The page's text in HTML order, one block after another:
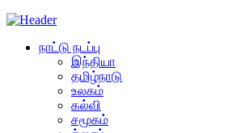
நாட்டு நடப்பு
இந்தியா
தமிழ்நாடு
உலகம்
கல்வி
சமூகம்